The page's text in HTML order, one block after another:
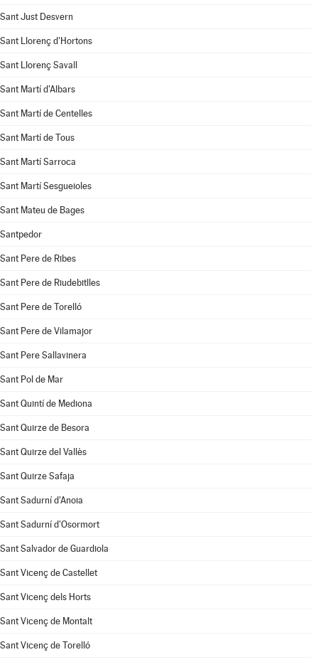
Sant Just Desvern
Sant Llorenç d'Hortons
Sant Llorenç Savall
Sant Martí d'Albars
Sant Martí de Centelles
Sant Martí de Tous
Sant Martí Sarroca
Sant Martí Sesgueioles
Sant Mateu de Bages
Santpedor
Sant Pere de Ribes
Sant Pere de Riudebitlles
Sant Pere de Torelló
Sant Pere de Vilamajor
Sant Pere Sallavinera
Sant Pol de Mar
Sant Quintí de Mediona
Sant Quirze de Besora
Sant Quirze del Vallès
Sant Quirze Safaja
Sant Sadurní d'Anoia
Sant Sadurní d'Osormort
Sant Salvador de Guardiola
Sant Vicenç de Castellet
Sant Vicenç dels Horts
Sant Vicenç de Montalt
Sant Vicenç de Torelló